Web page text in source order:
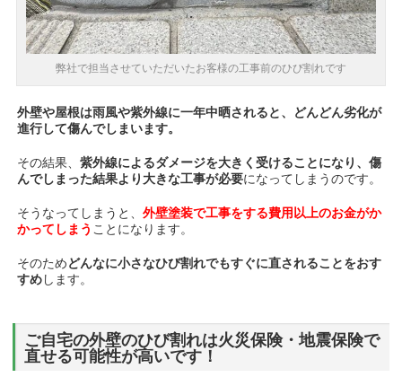
弊社で担当させていただいたお客様の工事前のひび割れです
外壁や屋根は雨風や紫外線に一年中晒されると、どんどん劣化が
進行して傷んでしまいます。
その結果、紫外線によるダメージを大きく受けることになり、傷
んでしまった結果より大きな工事が必要になってしまうのです。
そうなってしまうと、外壁塗装で工事をする費用以上のお金がか
かってしまう こと になります。
そのためどんなに小さなひび割れでもすぐに直されることをおす
すめします。
ご自宅の外壁のひび割れは火災保険・地震保険で
直せる可能性が高いです！